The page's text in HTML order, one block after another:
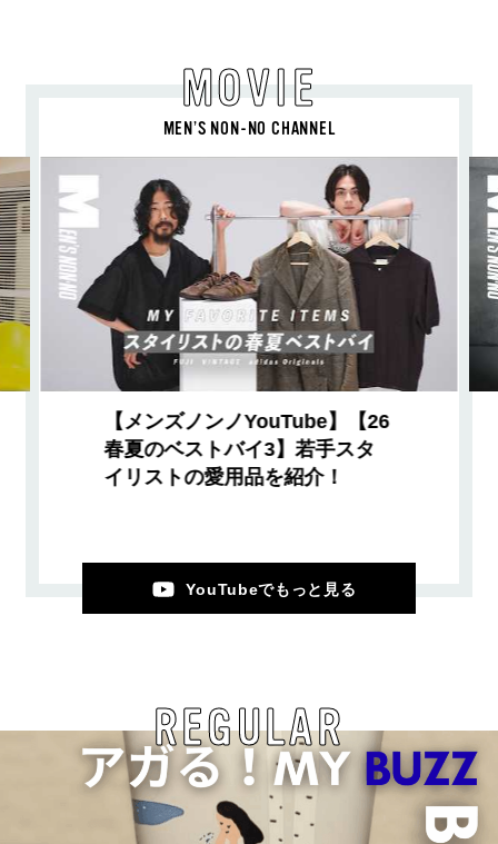
MOVIE
MEN’S NON-NO CHANNEL
【メンズノンノYouTube】【26
春夏のベストバイ3】若手スタ
イリストの愛用品を紹介！
YouTubeでもっと見る
REGULAR